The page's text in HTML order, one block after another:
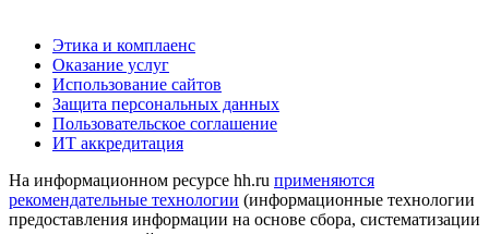
Этика и комплаенс
Оказание услуг
Использование сайтов
Защита персональных данных
Пользовательское соглашение
ИТ аккредитация
На информационном ресурсе hh.ru применяются
рекомендательные технологии (информационные технологии
предоставления информации на основе сбора, систематизации